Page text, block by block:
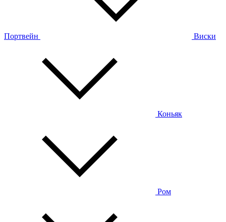
Портвейн Виски
Коньяк
Ром